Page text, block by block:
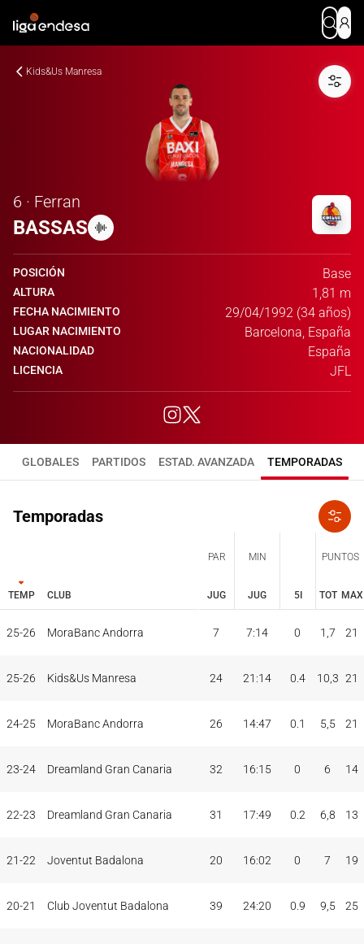
Kids&Us Manresa
6 · Ferran
BASSAS
POSICIÓN Base
ALTURA 1,81 m
FECHA NACIMIENTO 29/04/1992 (34 años)
LUGAR NACIMIENTO Barcelona, España
NACIONALIDAD España
LICENCIA JFL
GLOBALES PARTIDOS ESTAD. AVANZADA TEMPORADAS
Temporadas
TEMP CLUB
PAR MIN
5I
PUNTOS
JUG JUG TOT MAX
TEMP CLUB
PAR MIN
5I
PUNTOS
25-26 MoraBanc Andorra 7 7:14 0 1,7 21
25-26 Kids&Us Manresa 24 21:14 0.4 10,3 21
24-25 MoraBanc Andorra 26 14:47 0.1 5,5 21
23-24 Dreamland Gran Canaria 32 16:15 0 6 14
22-23 Dreamland Gran Canaria 31 17:49 0.2 6,8 13
21-22 Joventut Badalona 20 16:02 0 7 19
20-21 Club Joventut Badalona 39 24:20 0.9 9,5 25